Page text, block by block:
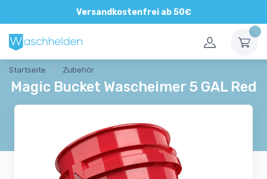
Versandkostenfrei ab 50€
Startseite Zubehör
Magic Bucket Wascheimer 5 GAL Red